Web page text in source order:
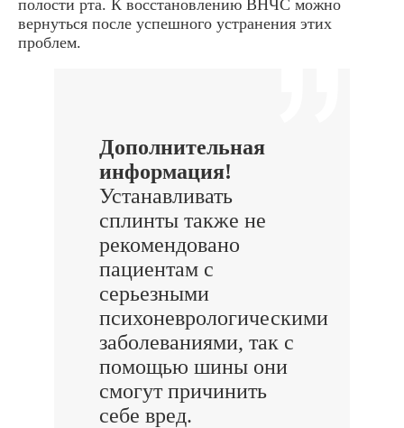
полости рта. К восстановлению ВНЧС можно
вернуться после успешного устранения этих
проблем.
Дополнительная
информация!
Устанавливать
сплинты также не
рекомендовано
пациентам с
серьезными
психоневрологическими
заболеваниями, так с
помощью шины они
смогут причинить
себе вред.